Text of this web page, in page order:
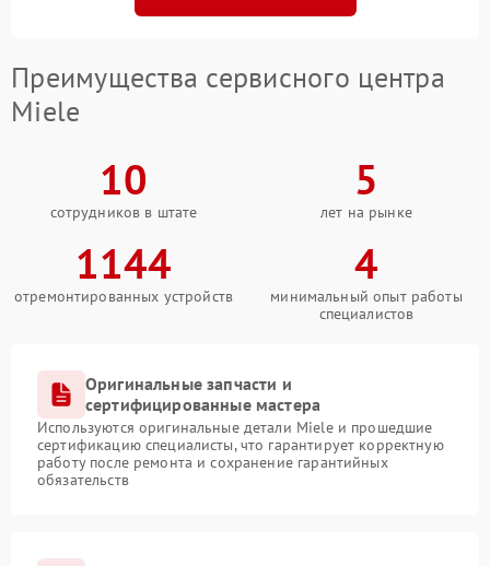
Преимущества сервисного центра
Miele
10
сотрудников в штате
5
лет на рынке
1144
отремонтированных устройств
4
минимальный опыт работы
специалистов
Оригинальные запчасти и
сертифицированные мастера
Используются оригинальные детали Miele и прошедшие
сертификацию специалисты, что гарантирует корректную
работу после ремонта и сохранение гарантийных
обязательств